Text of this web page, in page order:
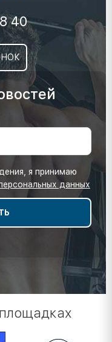
40
я принимаю
данных